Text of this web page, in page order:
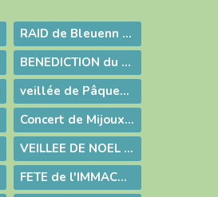
RAID de Bleuenn et son amie
BENEDICTION du LOGIS de Borislava
veillée de Pâques - Baptême de Zélie
Concert de Mijoux février 2026
VEILLEE DE NOEL 2025
FETE de l'IMMACUEE CONCEPTION